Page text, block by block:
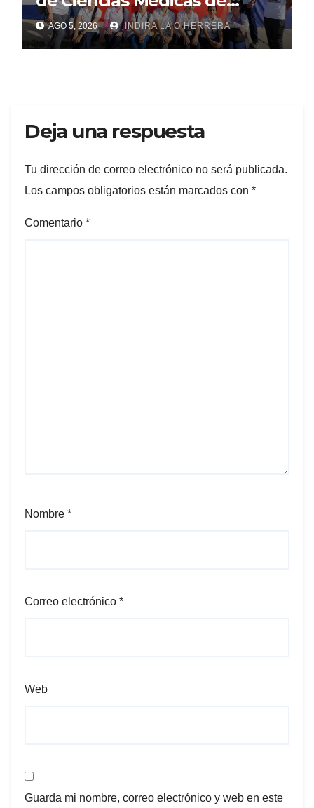
Mayabeque realizan
pesquisa
AGO 5, 2026 INDIRA LA O HERRERA
Deja una respuesta
Tu dirección de correo electrónico no será publicada.
Los campos obligatorios están marcados con *
Comentario *
Nombre *
Correo electrónico *
Web
Guarda mi nombre, correo electrónico y web en este